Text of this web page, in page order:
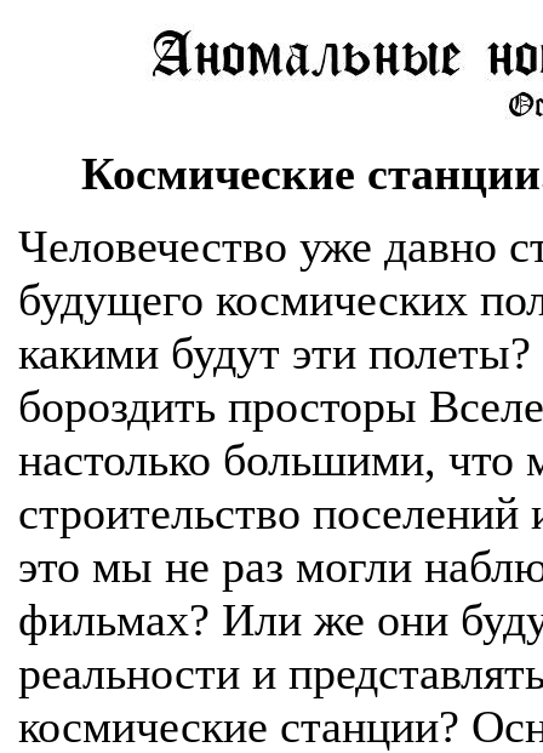
Космические
Человечество уже давно
будущего космических
какими будут эти
бороздить просторы
настолько большими, что
строительство
это мы не раз могли
фильмах? Или же они
реальности и
космические станции?